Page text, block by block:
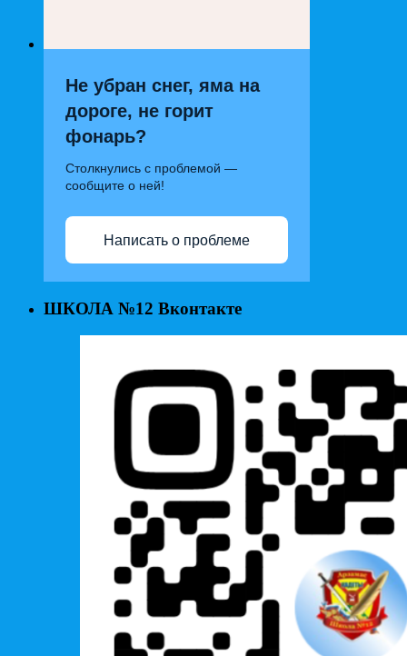
Не убран снег, яма на
дороге, не горит
фонарь?
Столкнулись с проблемой —
сообщите о ней!
Написать о проблеме
ШКОЛА №12 Вконтакте